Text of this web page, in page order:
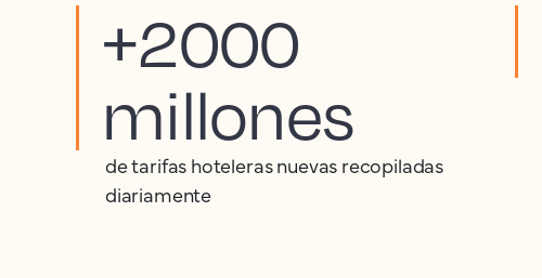
+2000
millones
de tarifas hoteleras nuevas recopiladas
diariamente